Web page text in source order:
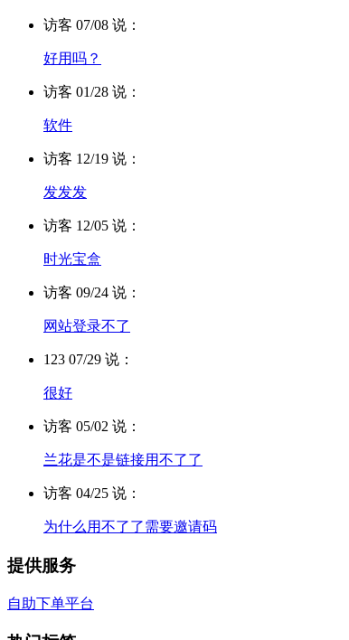
访客 07/08 说：
好用吗？
访客 01/28 说：
软件
访客 12/19 说：
发发发
访客 12/05 说：
时光宝盒
访客 09/24 说：
网站登录不了
123 07/29 说：
很好
访客 05/02 说：
兰花是不是链接用不了了
访客 04/25 说：
为什么用不了了需要邀请码
提供服务
自助下单平台